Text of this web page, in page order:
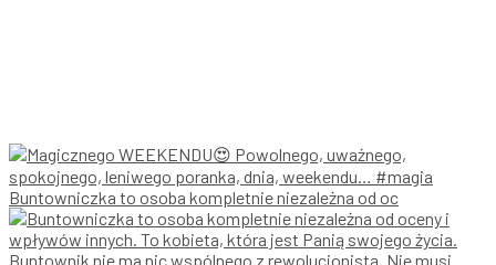
Buntowniczka to osoba kompletnie niezależna od oc